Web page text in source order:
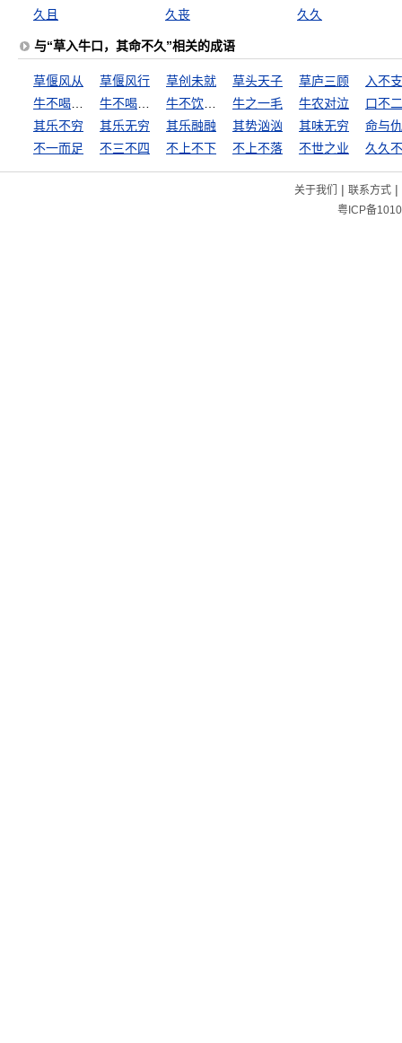
久且
久丧 久久
与“草入牛口，其命不久”相关的成语
草偃风从 草偃风行 草创未就 草头天子 草庐三顾
入不
牛之一毛 牛农对泣
口不
其乐不穷
其乐无穷 其乐融融 其势汹汹 其味无穷
命与
不一而足
不三不四 不上不下 不上不落 不世之业 久久
关于我们 | 联系方式|
粤ICP备